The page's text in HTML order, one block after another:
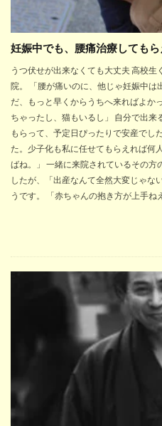
妊娠中でも、腰痛治療してもら
うつ伏せが出来なくても大丈夫 高校
院。 「腰が痛いのに、他じゃ妊娠中は
だ、もっと早くからうちへ来ればよか
ちゃったし、猫もいるし」 自分で出
もらって、予定日ぴったりで安産でし
た。少子化も私に任せてもらえれば何
ばね。」 一緒に来院されているその
したが、「出産なんて全然大変じゃな
うです。 「赤ちゃんの抱き方が上手ね